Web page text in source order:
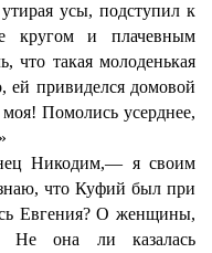
усы, подступил к
кругом и плачевным
что такая молоденькая
ей привиделся домовой
Помолись усерднее,
Никодим,— я своим
что Куфий был при
Евгения? О женщины,
Не она ли казалась